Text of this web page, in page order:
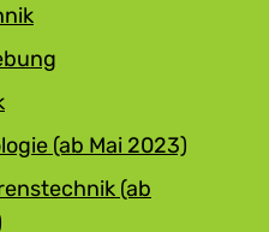
(ab Mai 2023)
(ab